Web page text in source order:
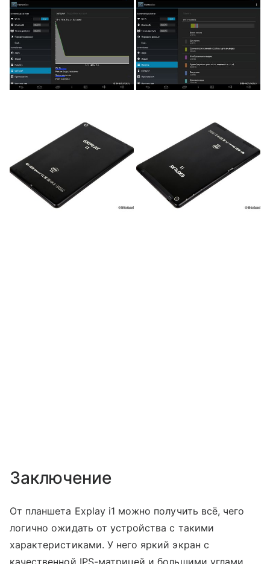
Заключение
От планшета Explay i1 можно получить всё, чего
логично ожидать от устройства с такими
характеристиками. У него яркий экран с